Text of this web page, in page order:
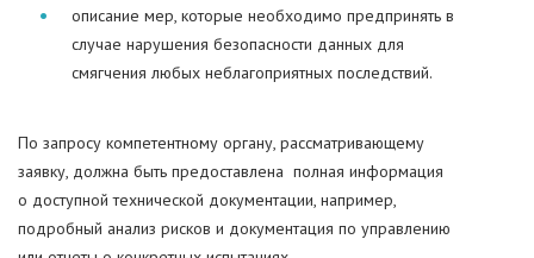
описание мер, которые необходимо предпринять в
случае нарушения безопасности данных для
смягчения любых неблагоприятных последствий.
По запросу компетентному органу, рассматривающему
заявку, должна быть предоставлена полная информация
о доступной технической документации, например,
подробный анализ рисков и документация по управлению